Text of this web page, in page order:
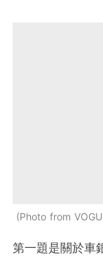
Photo from
第一題是關於車